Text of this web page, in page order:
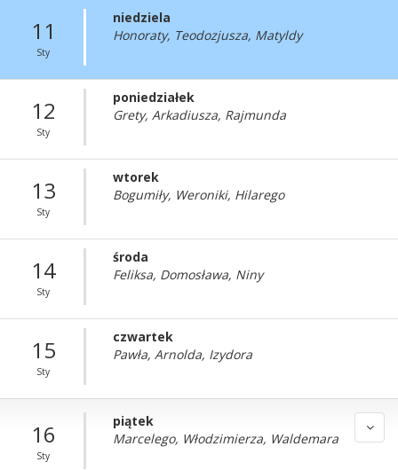
11
Sty
niedziela
Honoraty, Teodozjusza, Matyldy
12
Sty
poniedziałek
Grety, Arkadiusza, Rajmunda
13
Sty
wtorek
Bogumiły, Weroniki, Hilarego
14
Sty
środa
Feliksa, Domosława, Niny
15
Sty
czwartek
Pawła, Arnolda, Izydora
16
Sty
piątek
Marcelego, Włodzimierza, Waldemara